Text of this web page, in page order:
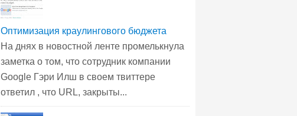
Оптимизация краулингового бюджета
На днях в новостной ленте промелькнула
заметка о том, что сотрудник компании
Google Гэри Илш в своем твиттере
ответил , что URL, закрыты...